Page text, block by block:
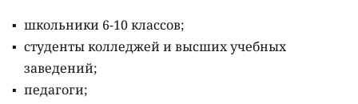
школьники 6-10 классов;
студенты колледжей и высших учебных
заведений;
педагоги;